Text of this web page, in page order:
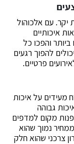
יקר. עם אלכוהול
איכותיים
והפכו כל
להפוך רגעים
פרטיים.
מעידים על איכות
גבוהה
מקום למדפים
נמוך שהוא
צרכני שהוא חלק